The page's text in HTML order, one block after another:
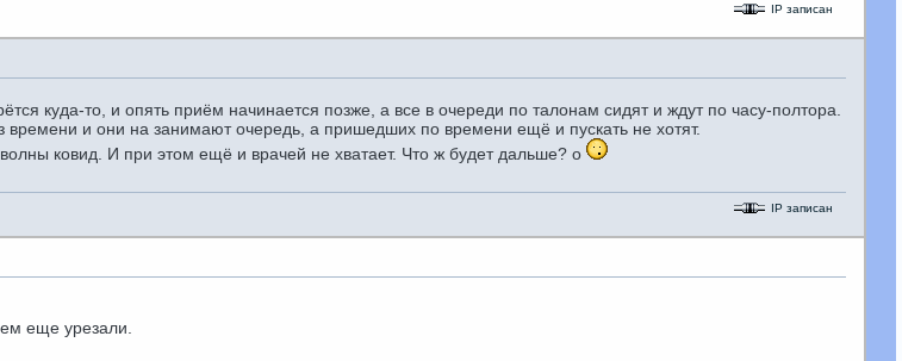
IP записан
куда-то, и опять приём начинается позже, а все в очереди по талонам сидят и ждут по часу-полтора.
и они на занимают очередь, а пришедших по времени ещё и пускать не хотят.
ковид. И при этом ещё и врачей не хватает. Что ж будет дальше? о
IP записан
еще урезали.